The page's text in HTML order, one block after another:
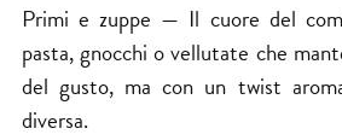
Primi e zuppe — Il cuore del
pasta, gnocchi o vellutate che
del gusto, ma con un twist
diversa.